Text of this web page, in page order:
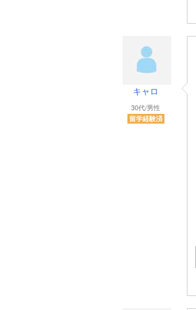
キャロ
30代/男性
留学経験済